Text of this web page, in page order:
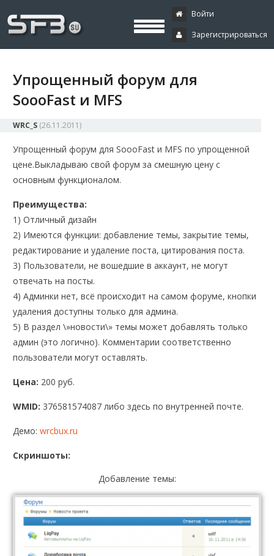
Буксы, программирование,
криптовалюта
криптовалюта и майнинг, экономические игры
Войти
Зарегистрироваться
Упрощенный форум для
SoooFast и MFS
WRC_S (26.11.2011)
Упрощенный форум для SoooFast и MFS по упрощенной
цене.Выкладываю свой форум за смешную цену с
основным функционалом.
Преимущества:
1) Отличный дизайн
2) Имеются функции: добавление темы, закрытие темы,
редактирование и удаление поста, цитирования поста.
3) Пользователи, не вошедшие в аккаунт, не могут
отвечать на посты.
4) Админки нет, всё происходит на самом форуме, кнопки
удаления доступны только для админа.
5) В раздел \»новости\» темы может добавлять только
админ (это логично). Комментарии соответственно
пользователи могут оставлять.
Цена: 200 руб.
WMID: 376581574087 либо здесь по внутренней почте.
Демо:wrcbux.ru
Скриншоты:
Добавление темы: